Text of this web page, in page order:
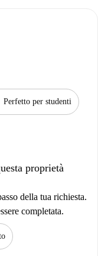
Perfetto per studenti
proprietà
della tua richiesta.
completata.